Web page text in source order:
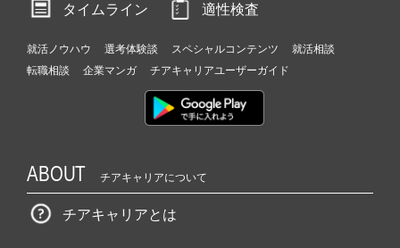
タイムライン
適性検査
就活ノウハウ 選考体験談 スペシャルコンテンツ
就活相談
転職相談
企業マンガ チアキャリアユーザーガイド
ABOUT チアキャリアについて
チアキャリアとは